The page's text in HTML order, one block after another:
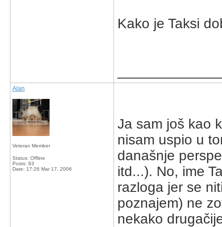
Kako je Taksi
Alan
Veteran Member
Status: Offline
Posts: 83
Date: 17:26 Mar 17, 2006
Ja sam još kao
nisam uspio u
današnje
itd...). No, ime
razloga jer se
poznajem) ne
nekako